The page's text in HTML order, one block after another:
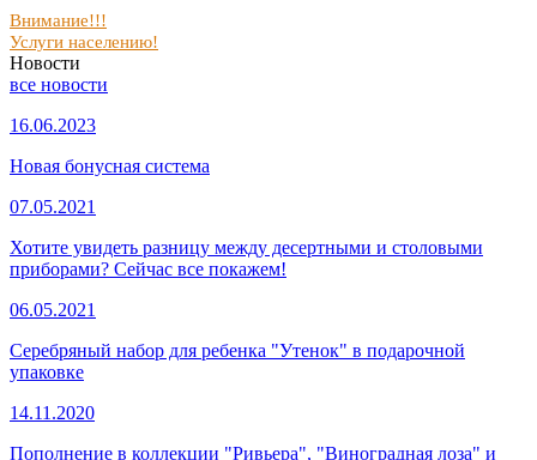
Внимание!!!
Услуги населению!
Новости
все новости
16.06.2023
Новая бонусная система
07.05.2021
Хотите увидеть разницу между десертными и столовыми
приборами? Сейчас все покажем!
06.05.2021
Серебряный набор для ребенка "Утенок" в подарочной
упаковке
14.11.2020
Пополнение в коллекции "Ривьера", "Виноградная лоза" и